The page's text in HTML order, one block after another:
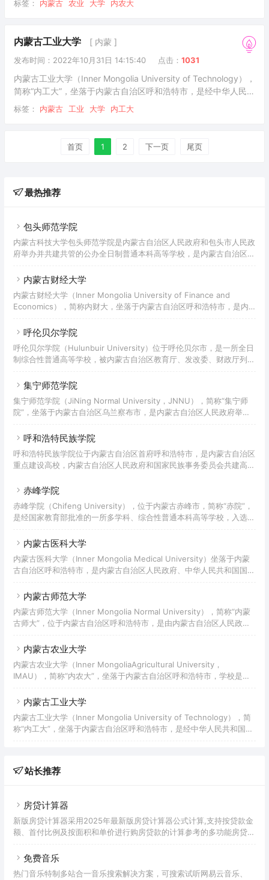
高等学校，是中国首个“雷锋大学”、国家西部大开发“一省一校”重
府奖学金来华留学生接收院校，入选中西部高校基础能力建设工
程、国家建设高水平大学公派研究生项目、特色重点学科项目、
卓越农林人才教育培养计划。学校由中国农业大学对口支援。
标签： 内蒙古 农业 大学 内农大
内蒙古工业大学 [ 内蒙 ]
发布时间：2022年10月31日 14:15:40 点击： 1031
内蒙古工业大学（Inner Mongolia University of Technology），
简称“内工大”，坐落于内蒙古自治区呼和浩特市，是经中华人民共
和国教育部批准设立的、由内蒙古自治区人民政府举办的全日制
普通本科高校；入选国家中西部高校基础能力建设工程、教育部
施高校、中国政府奖学金来华留学生接收院校。
标签： 内蒙古 工业 大学 内工大
首页 1 2 下一页 尾页
最热推荐
包头师范学院
内蒙古科技大学包头师范学院是内蒙古自治区人民政府和包头市人民政
府举办并共建共管的公办全日制普通本科高等学校，是内蒙古自治区本
示范高校、内蒙古自治区社会体育指导员培训基地、内蒙古自治区体育
包头市示范性创业孵化基地。
内蒙古财经大学
内蒙古财经大学（Inner Mongolia University of Finance and
Economics），简称内财大，坐落于内蒙古自治区呼和浩特市，是内
工程”产教融合创新先行先试合作院校项目、“双万计划”，是中俄经济
呼伦贝尔学院
呼伦贝尔学院（Hulunbuir University）位于呼伦贝尔市，是一所全日
制综合性普通高等学校，被内蒙古自治区教育厅、发改委、财政厅列为
所高校、教育部首批新工科研究与实践项目。
集宁师范学院
集宁师范学院（JiNing Normal University，JNNU），简称“集宁师
院”，坐落于内蒙古自治区乌兰察布市，是内蒙古自治区人民政府举
古自治区整体转型发展试点学校。
呼和浩特民族学院
呼和浩特民族学院位于内蒙古自治区首府呼和浩特市，是内蒙古自治区
重点建设高校，内蒙古自治区人民政府和国家民族事务委员会共建高
赤峰学院
赤峰学院（Chifeng University），位于内蒙古赤峰市，简称“赤院”，
是经国家教育部批准的一所多学科、综合性普通本科高等学校，入选内
盟理事单位。
内蒙古医科大学
内蒙古医科大学（Inner Mongolia Medical University）坐落于内蒙
古自治区呼和浩特市，是内蒙古自治区人民政府、中华人民共和国国家
高校、中西部高校基础能力建设工程高校。
内蒙古师范大学
内蒙古师范大学（Inner Mongolia Normal University），简称“内蒙
古师大”，位于内蒙古自治区呼和浩特市，是由内蒙古自治区人民政府
族地区最早建立的高等学校，自治区重点大学，是具有鲜明教师教育和
展教育培训基地、国家级社会体育指导员培训基地、自治区民族雕塑研
究中心、专业艺术创作基地、人文社科普及基地，是自治区各类体育专
内蒙古农业大学
内蒙古农业大学（Inner MongoliaAgricultural University，
IMAU），简称“内农大”，坐落于内蒙古自治区呼和浩特市，学校是原
是中国首个“雷锋大学”、国家西部大开发“一省一校”重点支持建设大
接收院校，入选中西部高校基础能力建设工程、国家建设高水平大学公
派研究生项目、特色重点学科项目、卓越农林人才教育培养计划。学校
内蒙古工业大学
内蒙古工业大学（Inner Mongolia University of Technology），简
称“内工大”，坐落于内蒙古自治区呼和浩特市，是经中华人民共和国教
来华留学生接收院校。
站长推荐
房贷计算器
新版房贷计算器采用2025年最新版房贷计算器公式计算,支持按贷款金
额、首付比例及按面积和单价进行购房贷款的计算参考的多功能房贷计
贷款利率、首付、月供明细等提供计算参考。
免费音乐
热门音乐特制多站合一音乐搜索解决方案，可搜索试听网易云音乐、